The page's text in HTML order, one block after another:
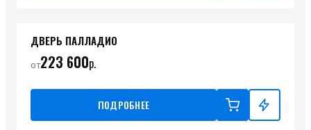
ДВЕРЬ ПАЛЛАДИО
от223 600р.
ПОДРОБНЕЕ